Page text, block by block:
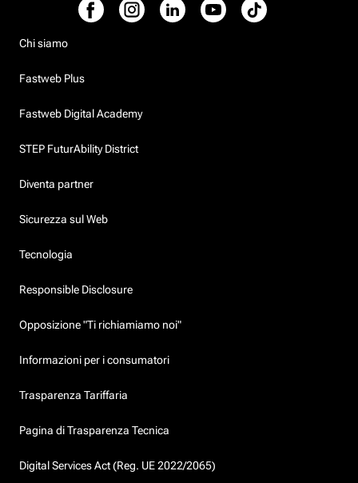
Chi siamo
Fastweb Plus
Fastweb Digital Academy
STEP FuturAbility District
Diventa partner
Sicurezza sul Web
Tecnologia
Responsible Disclosure
Opposizione "Ti richiamiamo noi"
Informazioni per i consumatori
Trasparenza Tariffaria
Pagina di Trasparenza Tecnica
Digital Services Act (Reg. UE 2022/2065)